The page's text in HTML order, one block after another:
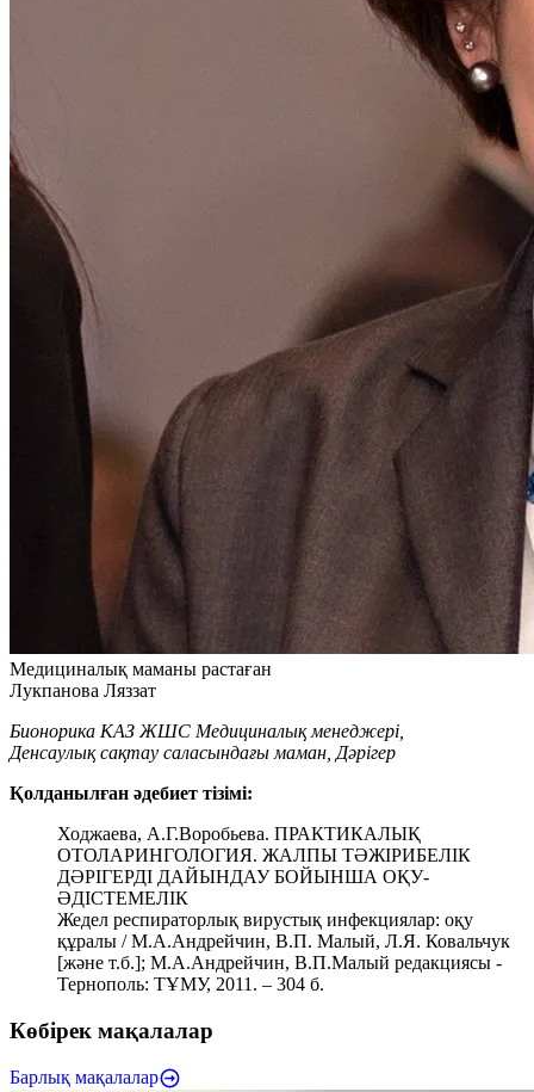
Медициналық маманы растаған
Лукпанова Ляззат
Бионорика КАЗ ЖШС Медициналық менеджері,
Денсаулық сақтау саласындағы маман, Дәрігер
Қолданылған әдебиет тізімі:
Ходжаева, А.Г.Воробьева. ПРАКТИКАЛЫҚ
ОТОЛАРИНГОЛОГИЯ. ЖАЛПЫ ТӘЖІРИБЕЛІК
ДӘРІГЕРДІ ДАЙЫНДАУ БОЙЫНША ОҚУ-
ӘДІСТЕМЕЛІК
Жедел респираторлық вирустық инфекциялар: оқу
құралы / М.А.Андрейчин, В.П. Малый, Л.Я. Ковальчук
[және т.б.]; М.А.Андрейчин, В.П.Малый редакциясы -
Тернополь: ТҰМУ, 2011. – 304 б.
Көбірек мақалалар
Барлық мақалалар